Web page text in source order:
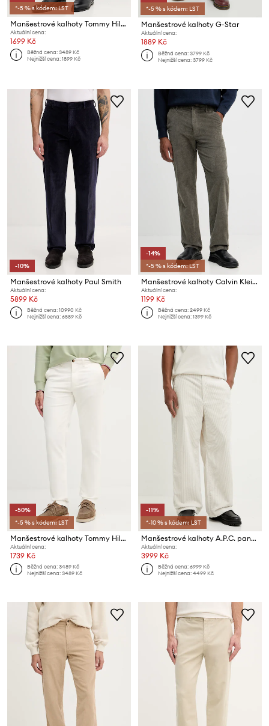
*-5 % s kódem: LST
Manšestrové kalhoty Tommy Hilfiger
Aktuální cena:
1699 Kč
Běžná cena:3489 Kč
Nejnižší cena:1899 Kč
*-5 % s kódem: LST
Manšestrové kalhoty G-Star
Aktuální cena:
1889 Kč
Běžná cena:3799 Kč
Nejnižší cena:3799 Kč
-10%
Manšestrové kalhoty Paul Smith
Aktuální cena:
5899 Kč
Běžná cena:10990 Kč
Nejnižší cena:6589 Kč
-14%
*-5 % s kódem: LST
Manšestrové kalhoty Calvin Klein Jeans
Aktuální cena:
1199 Kč
Běžná cena:2499 Kč
Nejnižší cena:1399 Kč
-50%
*-5 % s kódem: LST
Manšestrové kalhoty Tommy Hilfiger
Aktuální cena:
1739 Kč
Běžná cena:3489 Kč
Nejnižší cena:3489 Kč
-11%
*-10 % s kódem: LST
Manšestrové kalhoty A.P.C. pantalon river H
Aktuální cena:
3999 Kč
Běžná cena:6999 Kč
Nejnižší cena:4499 Kč